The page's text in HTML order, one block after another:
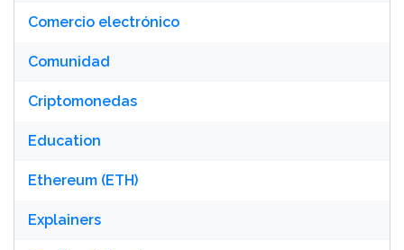
Comercio electrónico
Comunidad
Criptomonedas
Education
Ethereum (ETH)
Explainers